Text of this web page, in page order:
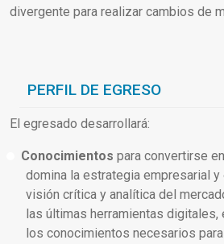
divergente para realizar cambios de
PERFIL DE EGRESO
El egresado desarrollará:
Conocimientos para convertirse
domina la estrategia empresarial y
visión crítica y analítica del
las últimas herramientas digitales,
los conocimientos necesarios